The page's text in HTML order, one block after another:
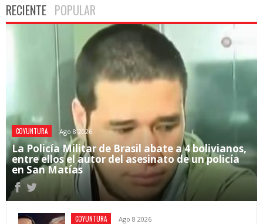
RECIENTE POPULAR
COYUNTURA Ago 8 2026
La Policía Militar de Brasil abate a 4 bolivianos,
entre ellos el autor del asesinato de un policía
en San Matías
COYUNTURA Ago 8 2026